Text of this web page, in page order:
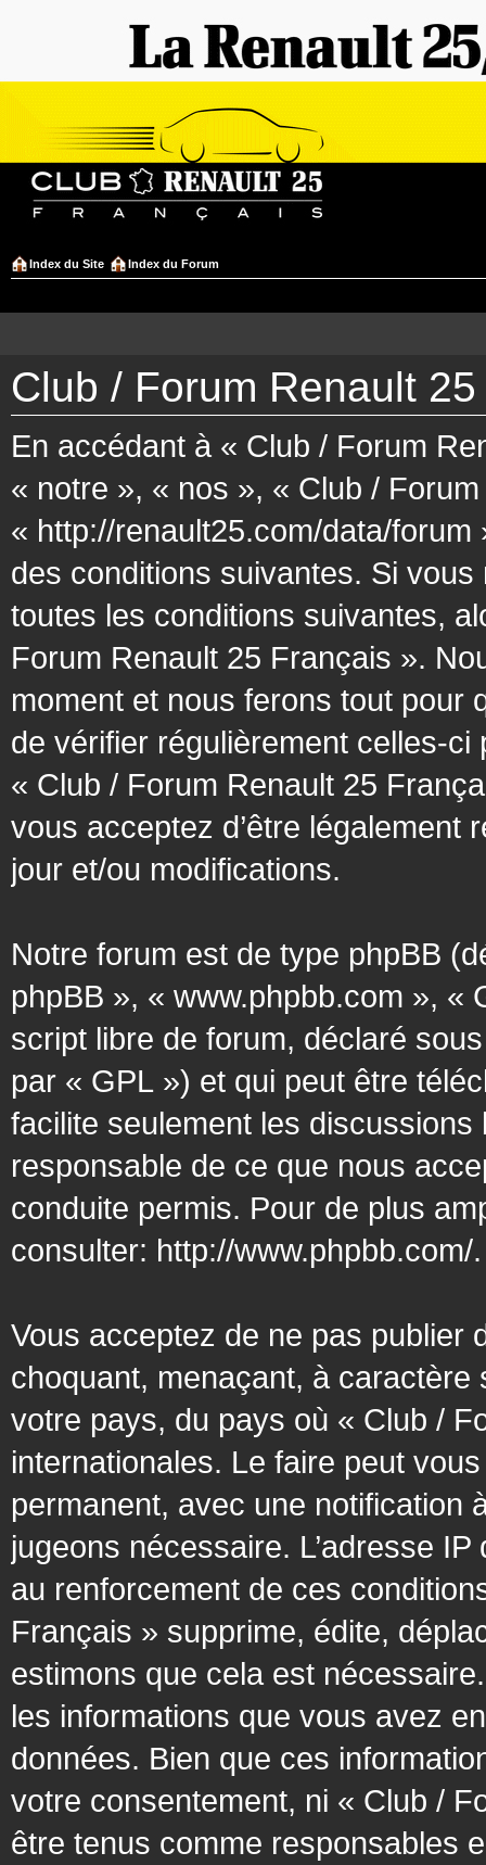
Index du Site Index du Forum
Club / Forum Renault
En accédant à « Club / Forum
« notre », « nos », « Club /
« http://renault25.com/data/
des conditions suivantes. Si vous
toutes les conditions suivantes,
Forum Renault 25 Français ».
moment et nous ferons tout pour
de vérifier régulièrement celles-ci
« Club / Forum Renault 25
vous acceptez d’être légalement
jour et/ou modifications.
Notre forum est de type phpBB
phpBB », « www.phpbb.com », «
script libre de forum, déclaré
par « GPL ») et qui peut être
facilite seulement les
responsable de ce que nous
conduite permis. Pour de plus
consulter: http://www.phpbb.com/.
Vous acceptez de ne pas publier
choquant, menaçant, à
votre pays, du pays où « Club /
internationales. Le faire peut
permanent, avec une notification
jugeons nécessaire. L’adresse
au renforcement de ces
Français » supprime, édite,
estimons que cela est
les informations que vous avez
données. Bien que ces
votre consentement, ni « Club /
être tenus comme responsables